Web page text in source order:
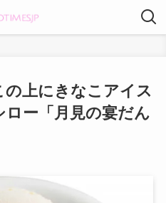
上にきなこアイス
ー「月見の宴だん